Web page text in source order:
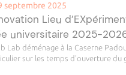
septembre 2025
Lieu
universitaire 2025-
Lab déménage à la Caserne
sur les temps d'ouverture du